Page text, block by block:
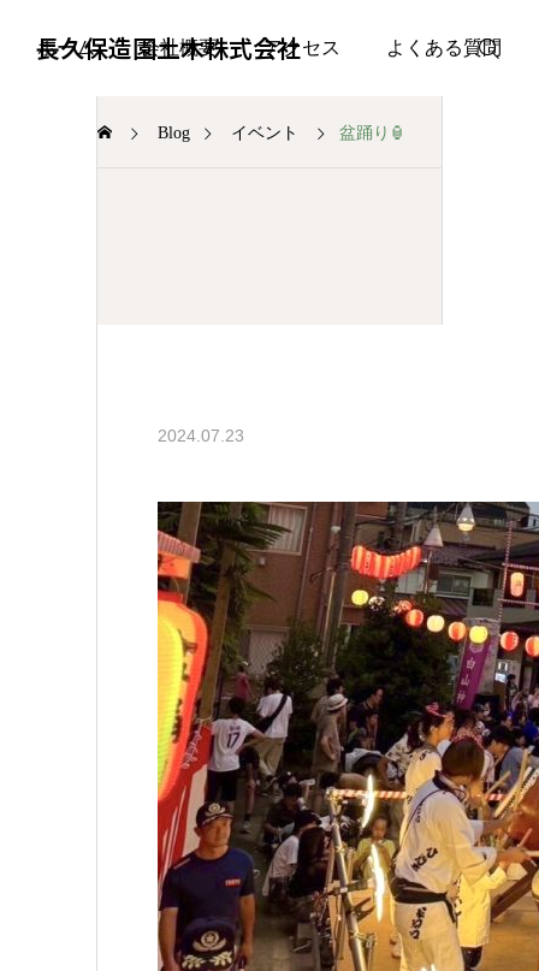
長久保造園土木株式会社
ホーム 会社概要 アクセス よくある質問
Blog イベント 盆踊り🏮
2024.07.23